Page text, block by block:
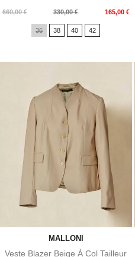
660,00 €
Prix
330,00 € 165,00 €
Prix
36 38 40 42
MALLONI
Veste Blazer Beige À Col Tailleur